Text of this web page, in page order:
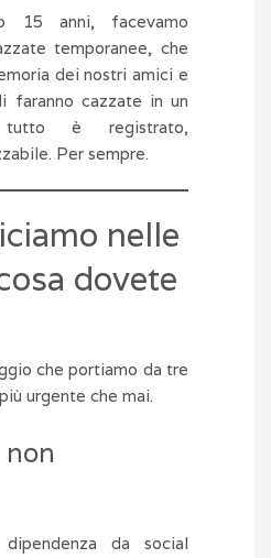
15 anni, facevamo
temporanee, che
dei nostri amici e
faranno cazzate in un
è registrato,
Per sempre.
nelle
dovete
che portiamo da tre
urgente che mai.
non
da social